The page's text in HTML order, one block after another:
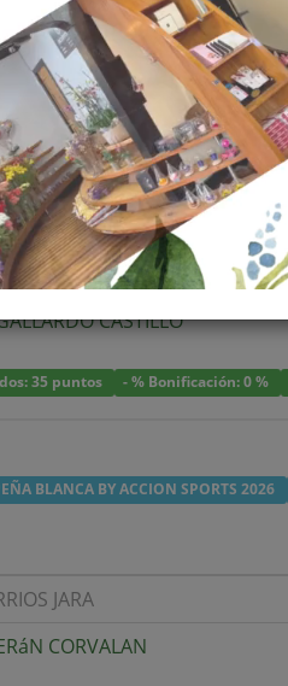
Estilo Juego
CASTILLO
35 puntos - % Bonificación: 0 %
BLANCA BY ACCION SPORTS 2026
JARA
CORVALAN